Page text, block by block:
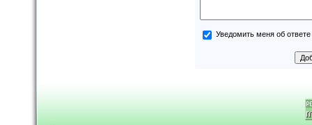
Уведомить меня об ответе